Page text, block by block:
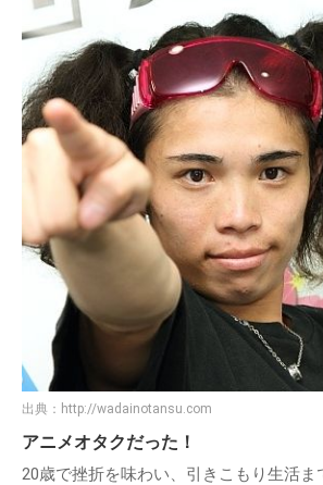
出典： http://wadainotansu.com
アニメオタクだった！
20歳で挫折を味わい、引きこもり生活ま